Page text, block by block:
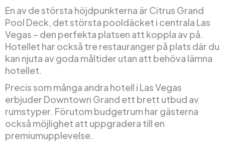
En av de största höjdpunkterna är Citrus Grand
Pool Deck, det största pooldäcket i centrala Las
Vegas – den perfekta platsen att koppla av på.
Hotellet har också tre restauranger på plats där du
kan njuta av goda måltider utan att behöva lämna
hotellet.
Precis som många andra hotell i Las Vegas
erbjuder Downtown Grand ett brett utbud av
rumstyper. Förutom budgetrum har gästerna
också möjlighet att uppgradera till en
premiumupplevelse.